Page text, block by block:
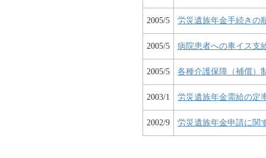
2005/5 労災遺族年金手続きの
2005/5 病院患者への車イス支
2005/5 各種介護保障（補償）
2003/1 労災遺族年金需給の定
2002/9 労災遺族年金申請に関